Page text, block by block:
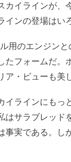
イラインが、
ンの登場はい
用のエンジン
フォームだ。
・ビューも美
ラインにもっ
サラブレッド
実である。し